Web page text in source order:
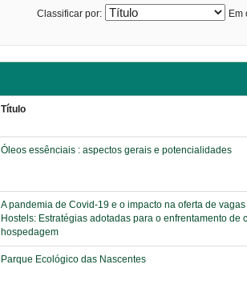
Classificar por: Em
Título
Óleos essênciais : aspectos gerais e potencialidades
A pandemia de Covid-19 e o impacto na oferta de
Hostels: Estratégias adotadas para o enfrentamento de
hospedagem
Parque Ecológico das Nascentes